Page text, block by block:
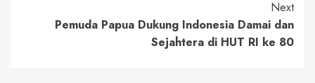
Next
Pemuda Papua Dukung Indonesia Damai dan
Sejahtera di HUT RI ke 80